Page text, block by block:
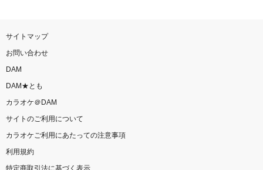
サイトマップ
お問い合わせ
DAM
DAM★とも
カラオケ＠DAM
サイトのご利用について
カラオケご利用にあたっての注意事項
利用規約
特定商取引法に基づく表示